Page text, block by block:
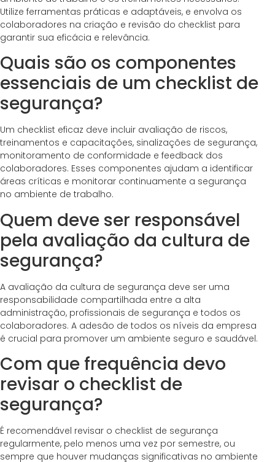
Utilize ferramentas práticas e adaptáveis, e envolva os
colaboradores na criação e revisão do checklist para
garantir sua eficácia e relevância.
Quais são os componentes
essenciais de um checklist de
segurança?
Um checklist eficaz deve incluir avaliação de riscos,
treinamentos e capacitações, sinalizações de segurança,
monitoramento de conformidade e feedback dos
colaboradores. Esses componentes ajudam a identificar
áreas críticas e monitorar continuamente a segurança
no ambiente de trabalho.
Quem deve ser responsável
pela avaliação da cultura de
segurança?
A avaliação da cultura de segurança deve ser uma
responsabilidade compartilhada entre a alta
administração, profissionais de segurança e todos os
colaboradores. A adesão de todos os níveis da empresa
é crucial para promover um ambiente seguro e saudável.
Com que frequência devo
revisar o checklist de
segurança?
É recomendável revisar o checklist de segurança
regularmente, pelo menos uma vez por semestre, ou
sempre que houver mudanças significativas no ambiente